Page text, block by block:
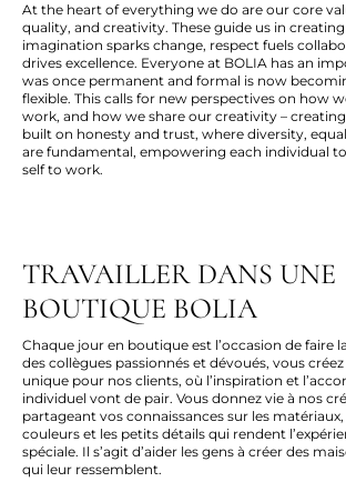
At the heart of everything we do are our core
quality, and creativity. These guide us in
imagination sparks change, respect fuels
drives excellence. Everyone at BOLIA has an
was once permanent and formal is now
flexible. This calls for new perspectives on how
work, and how we share our creativity –
built on honesty and trust, where diversity,
are fundamental, empowering each individual
self to work.
TRAVAILLER DANS UNE
BOUTIQUE BOLIA
Chaque jour en boutique est l’occasion de faire
des collègues passionnés et dévoués, vous
unique pour nos clients, où l’inspiration et
individuel vont de pair. Vous donnez vie à nos
partageant vos connaissances sur les matériaux,
couleurs et les petits détails qui rendent
spéciale. Il s’agit d’aider les gens à créer des
qui leur ressemblent.